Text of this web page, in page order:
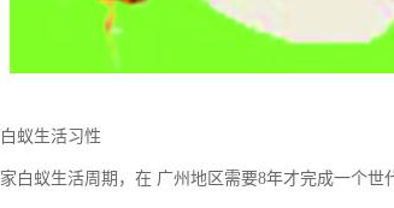
白蚁生活习性
家白蚁生活周期，在 广州地区需要8年才完成一个